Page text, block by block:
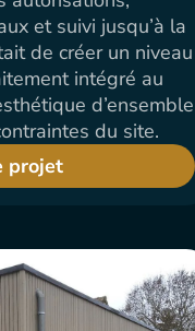
et suivi jusqu’à la
de créer un niveau
intégré au
d’ensemble
du site.
projet